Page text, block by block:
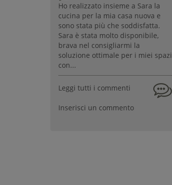
Ho realizzato insieme a Sara la
cucina per la mia casa nuova e
sono stata più che soddisfatta.
Sara è stata molto disponibile,
brava nel consigliarmi la
soluzione ottimale per i miei spazi
con...
Leggi tutti i commenti
Inserisci un commento